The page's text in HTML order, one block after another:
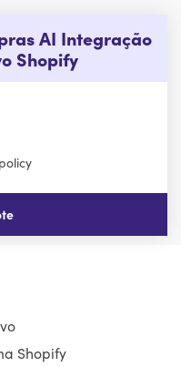
AI Integração
Shopify
Shopify